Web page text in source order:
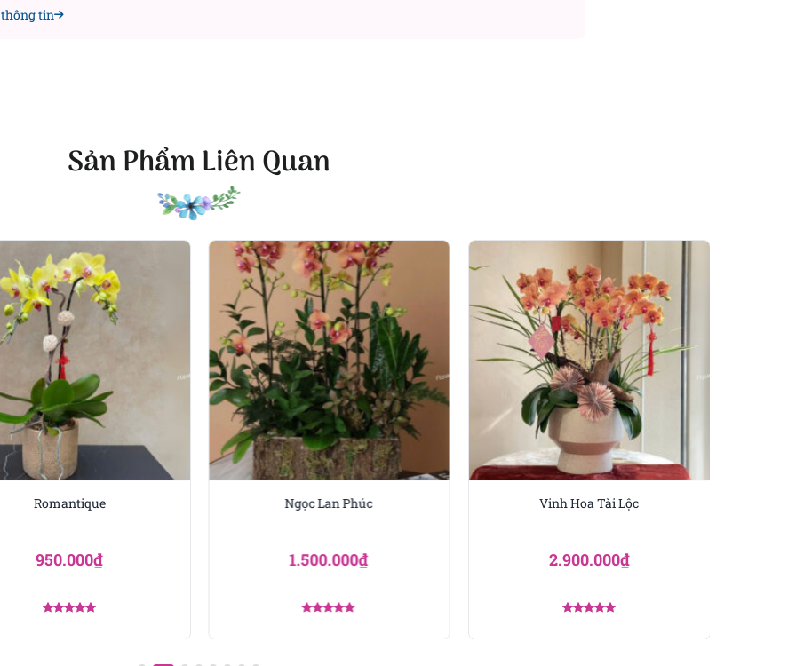
đầu thuận lợi
hoa thể hiện sự trân trọng và quý mến. Chậu hoa tinh tế kết hợp lan và lá phụ
công, hạnh phúc và may mắn. Người nhận vừa cảm thấy được quan tâm, vừa
sinh động và thanh lịch.
biểu tượng thành công
thành tích nổi bật, đây là món quà ý nghĩa để ghi nhận thành công. Sự kết hợp
tạo bố cục sang trọng, giúp món quà vừa trang trí vừa gửi gắm lời chúc thăng
hội mới.
dự án – tinh thần gắn kết
dự án quan trọng, Hưng Thịnh là lựa chọn hoàn hảo. Chậu hoa mang thông
kết, đồng thời làm không gian làm việc thêm sinh động. Sắc hoa tươi sáng và bố
sâu sắc, thể hiện sự quan tâm và lòng biết ơn.
tin
Sản Phẩm Liên Quan
Romantique
950.000₫
Ngọc Lan Phúc
1.500.000₫
Vinh Hoa Tài Lộc
2.900.000₫